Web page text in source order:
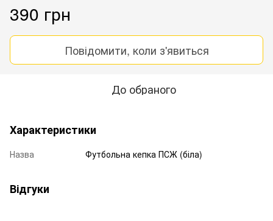
390 грн
Повідомити, коли з'явиться
До обраного
Характеристики
Назва Футбольна кепка ПСЖ (біла)
Відгуки